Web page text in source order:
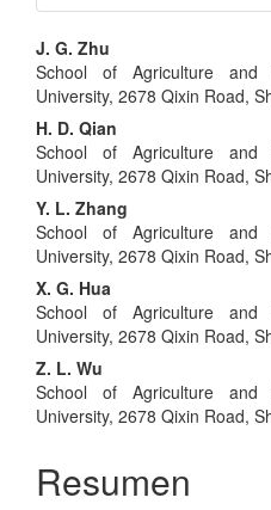
Contenido
principal
del
artículo
J. G. Zhu
School of Agriculture and
University, 2678 Qixin Road,
H. D. Qian
School of Agriculture and
University, 2678 Qixin Road,
Y. L. Zhang
School of Agriculture and
University, 2678 Qixin Road,
X. G. Hua
School of Agriculture and
University, 2678 Qixin Road,
Z. L. Wu
School of Agriculture and
University, 2678 Qixin Road,
Resumen